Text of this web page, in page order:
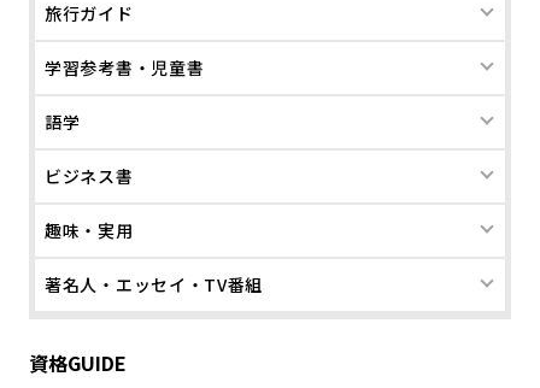
旅行ガイド
学習参考書・児童書
語学
ビジネス書
趣味・実用
著名人・エッセイ・TV番組
資格GUIDE